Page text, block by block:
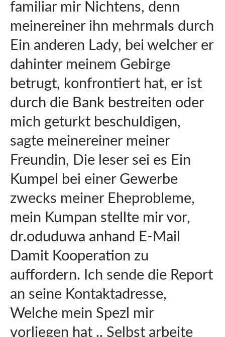
familiar mir Nichtens, denn
meinereiner ihn mehrmals durch
Ein anderen Lady, bei welcher er
dahinter meinem Gebirge
betrugt, konfrontiert hat, er ist
durch die Bank bestreiten oder
mich geturkt beschuldigen,
sagte meinereiner meiner
Freundin, Die leser sei es Ein
Kumpel bei einer Gewerbe
zwecks meiner Eheprobleme,
mein Kumpan stellte mir vor,
dr.oduduwa anhand E-Mail
Damit Kooperation zu
auffordern. Ich sende die Report
an seine Kontaktadresse,
Welche mein Spezl mir
vorliegen hat .. Selbst arbeite